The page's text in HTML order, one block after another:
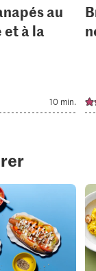
au
à la
10 min.